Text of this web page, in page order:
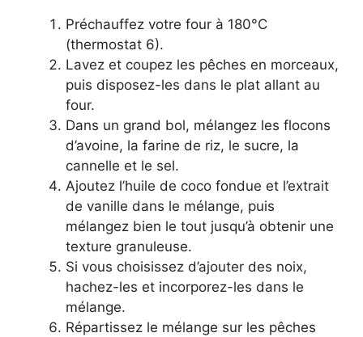
Préchauffez votre four à 180°C
(thermostat 6).
Lavez et coupez les pêches en morceaux,
puis disposez-les dans le plat allant au
four.
Dans un grand bol, mélangez les flocons
d’avoine, la farine de riz, le sucre, la
cannelle et le sel.
Ajoutez l’huile de coco fondue et l’extrait
de vanille dans le mélange, puis
mélangez bien le tout jusqu’à obtenir une
texture granuleuse.
Si vous choisissez d’ajouter des noix,
hachez-les et incorporez-les dans le
mélange.
Répartissez le mélange sur les pêches